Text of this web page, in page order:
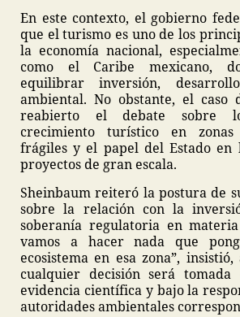
En este contexto, el gobierno
que el turismo es uno de los
la economía nacional,
como el Caribe mexicano,
equilibrar inversión,
ambiental. No obstante, el caso
reabierto el debate sobre
crecimiento turístico en zonas
frágiles y el papel del Estado en
proyectos de gran escala.
Sheinbaum reiteró la postura de
sobre la relación con la
soberanía regulatoria en
vamos a hacer nada que
ecosistema en esa zona”,
cualquier decisión será
evidencia científica y bajo la
autoridades ambientales